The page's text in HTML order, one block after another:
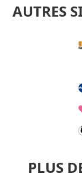
AUTRES
PLUS